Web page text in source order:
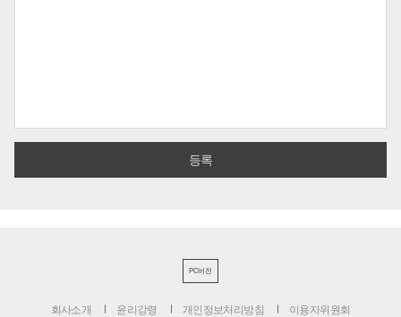
PC버전
회사소개 윤리강령 개인정보처리방침 이용자위원회